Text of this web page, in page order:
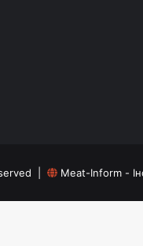
| Meat-Inform -